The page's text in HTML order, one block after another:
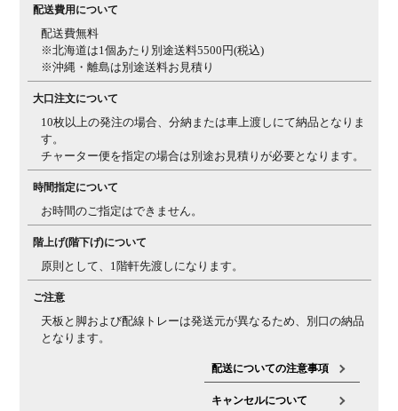
について
み、明るさ、節の見え方などのご指定はできません。ま
ございます。天然木特有の個体差をお愉しみください。
天板にはウレタン塗装を施しておりますが(裏面は捨て
塗り)、樹種の違いや個体差によって、ざらつき感を感
じる場合がございます。天然木特有の質感としてご理解
三方向使用・
節について
天板は三方向使用になっているため、裏面には凹凸感の
ある節も入る場合がございます。
反りについ
て・ヒビ割れ
について
天然木の天板は一般的に、夏場など多湿環境では反りが
入りやすくなります。湿度等（乾燥状況など）によりヒ
ビや反りの現象が起こる場合があることを、天然素材の
とをご理解ください。
配送費用について
配送費無料
※北海道は1個あたり別途送料5500円(税込)
※沖縄・離島は別途送料お見積り
大口注文について
10枚以上の発注の場合、分納または車上渡しにて納品となりま
す。
チャーター便を指定の場合は別途お見積りが必要となります。
時間指定について
お時間のご指定はできません。
階上げ(階下げ)について
原則として、1階軒先渡しになります。
ご注意
天板と脚および配線トレーは発送元が異なるため、別口の納品
となります。
配送についての注意事項
キャンセルについて